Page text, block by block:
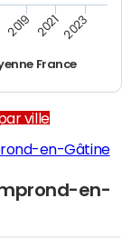
France
2019 2021 2023
ville
en-Gâtine
en-